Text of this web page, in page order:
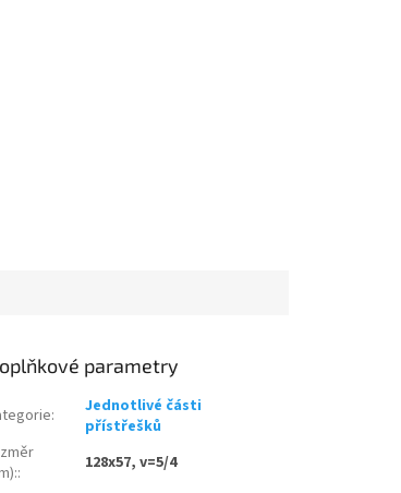
parametry
:
Jednotlivé části
přístřešků
: 128x57, v=5/4